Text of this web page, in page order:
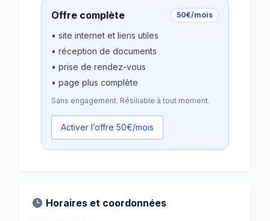
Offre complète 50€/mois
• site internet et liens utiles
• réception de documents
• prise de rendez-vous
• page plus complète
Sans engagement. Résiliable à tout moment.
Activer l’offre 50€/mois
Horaires et coordonnées